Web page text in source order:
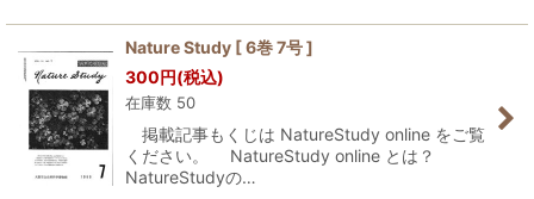
Nature Study [ 6巻 7号 ]
300円(税込)
在庫数 50
掲載記事もくじは NatureStudy online をご覧
ください。 NatureStudy online とは？
NatureStudyの…